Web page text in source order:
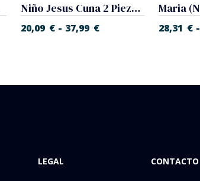
Niño Jesus Cuna 2 Piezas (Nacimiento Gloria)
20,09 € - 37,99 € 28,31 € -
LEGAL CONTACTO